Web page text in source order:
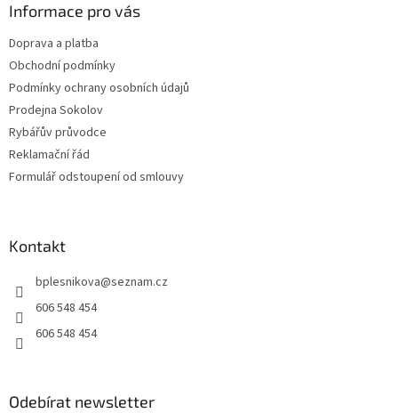
Informace pro vás
Doprava a platba
Obchodní podmínky
Podmínky ochrany osobních údajů
Prodejna Sokolov
Rybářův průvodce
Reklamační řád
Formulář odstoupení od smlouvy
Kontakt
bplesnikova@seznam.cz
606 548 454
606 548 454
Odebírat newsletter